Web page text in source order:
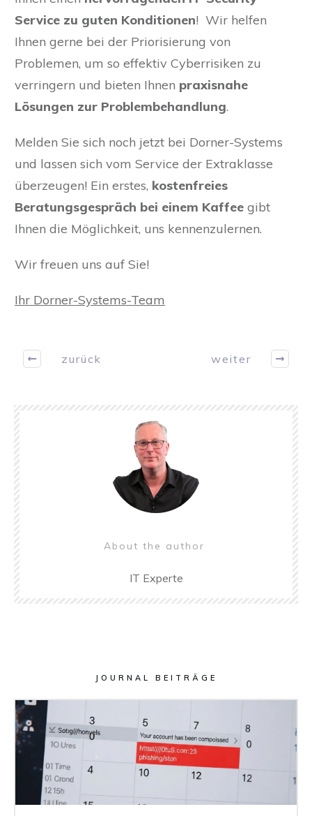
Service zu guten Konditionen! Wir helfen
Ihnen gerne bei der Priorisierung von
Problemen, um so effektiv Cyberrisiken zu
verringern und bieten Ihnen praxisnahe
Lösungen zur Problembehandlung.
Melden Sie sich noch jetzt bei Dorner-Systems
und lassen sich vom Service der Extraklasse
überzeugen! Ein erstes, kostenfreies
Beratungsgespräch bei einem Kaffee gibt
Ihnen die Möglichkeit, uns kennenzulernen.
Wir freuen uns auf Sie!
Ihr Dorner-Systems-Team
zurück weiter
About the author
IT Experte
JOURNAL BEITRÄGE